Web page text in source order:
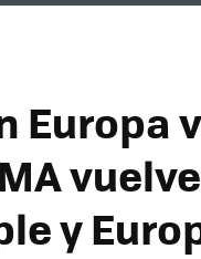
Europa
y